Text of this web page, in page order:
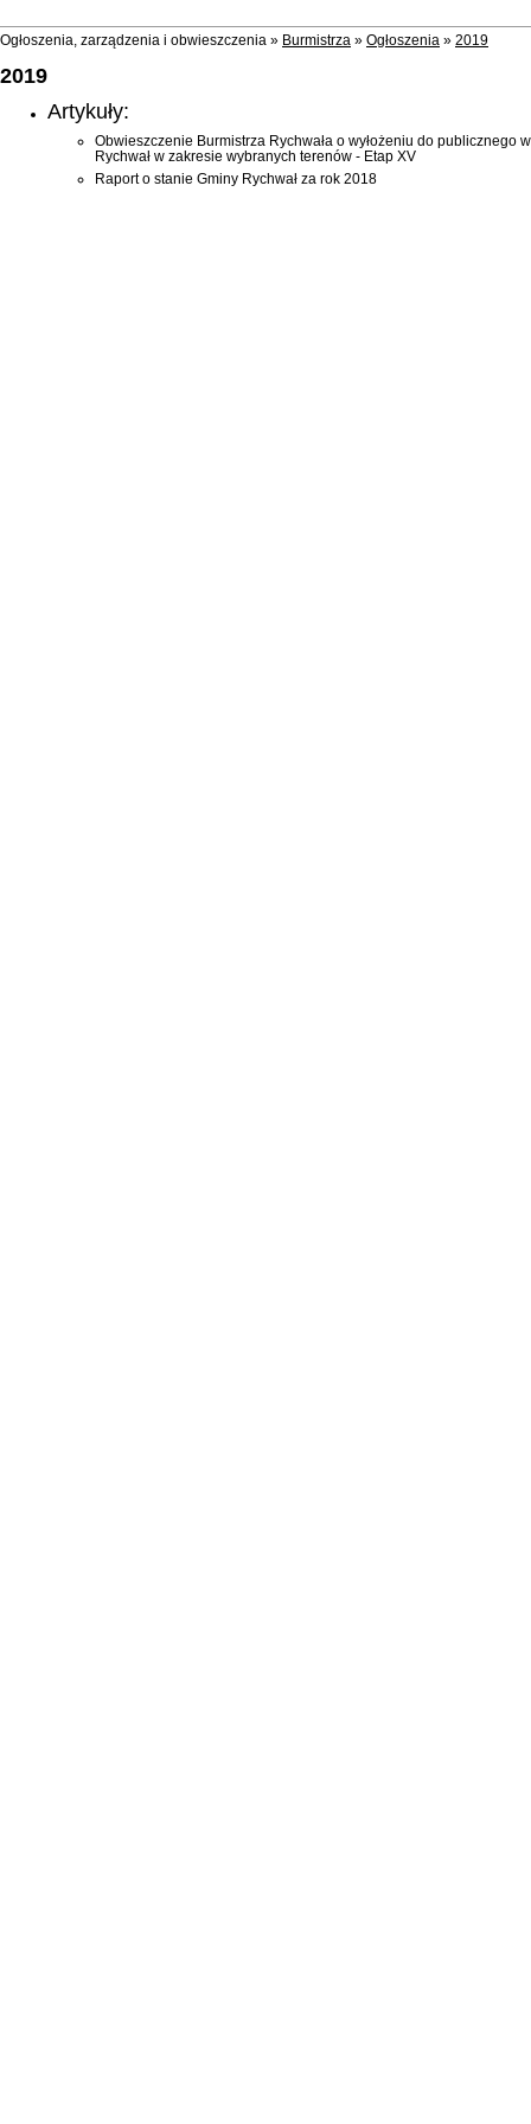
Ogłoszenia, zarządzenia i obwieszczenia » Burmistrza » Ogłoszenia » 2019
2019
Artykuły:
Obwieszczenie Burmistrza Rychwała o wyłożeniu do
Rychwał w zakresie wybranych terenów - Etap XV
Raport o stanie Gminy Rychwał za rok 2018